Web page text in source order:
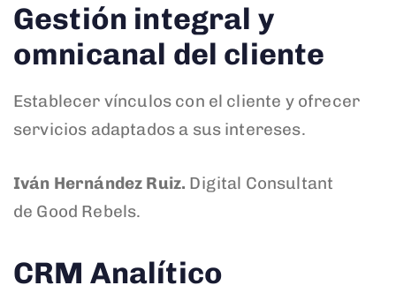
Gestión integral y
omnicanal del cliente
Establecer vínculos con el cliente y ofrecer
servicios adaptados a sus intereses.
Iván Hernández Ruiz. Digital Consultant
de Good Rebels.
CRM Analítico